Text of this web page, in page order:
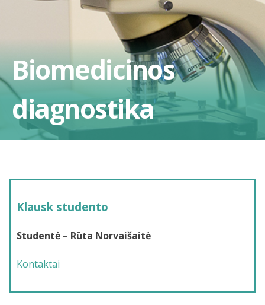
Biomedicinos
diagnostika
Klausk studento
Studentė – Rūta Norvaišaitė
Kontaktai